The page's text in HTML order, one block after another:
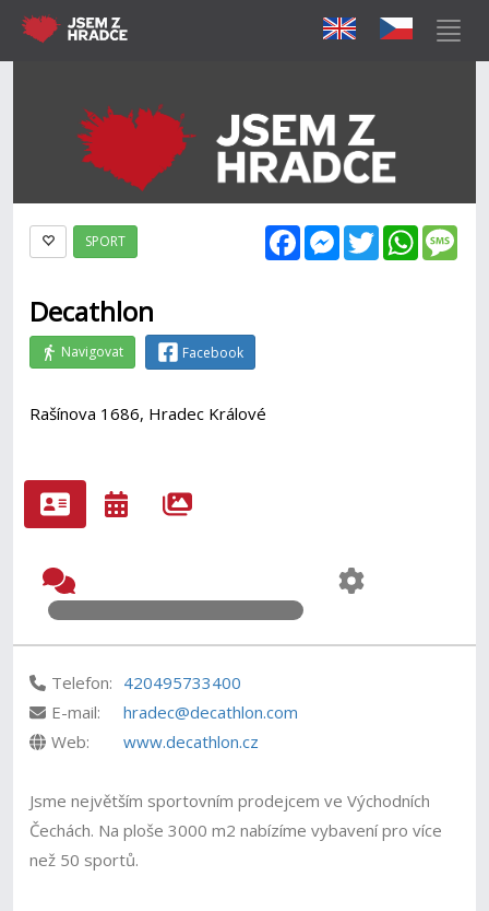
FacebookMessenger
Twitter
SPORT
Decathlon
Navigovat Facebook
Rašínova 1686, Hradec Králové
Telefon: 420495733400
E-mail:
hradec@decathlon.com
Web:
www.decathlon.cz
Jsme největším sportovním prodejcem ve Východních
Čechách. Na ploše 3000 m2 nabízíme vybavení pro více
než 50 sportů.